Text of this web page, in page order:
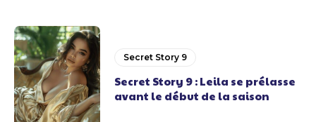
Secret Story 9
Secret Story 9 : Leila se prélasse
avant le début de la saison